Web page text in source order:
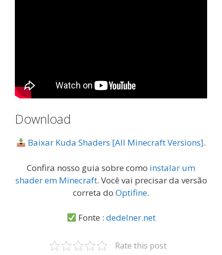
Download
Baixar Kuda Shaders [All Minecraft Versions].
Confira nosso guia sobre como instalar um
shader em Minecraft. Você vai precisar da versão
correta do Optifine.
Fonte : dedelner.net
Rate this post